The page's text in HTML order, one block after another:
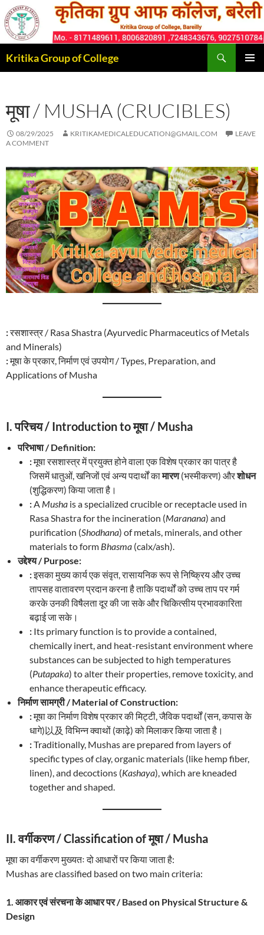
Skip
to
content
Kritika Group of College
मूषा / MUSHA (CRUCIBLES)
08/29/2025 KRITIKAMEDICALEDUCATION@GMAIL.COM
LEAVE
A COMMENT
:रसशास्त्र / Rasa Shastra (Ayurvedic Pharmaceutics of Metals
and Minerals)
:मूषा के प्रकार, निर्माण एवं उपयोग / Types, Preparation, and
Applications of Musha
I. परिचय / Introduction to मूषा / Musha
परिभाषा / Definition:
:मूषा रसशास्त्र में प्रयुक्त होने वाला एक विशेष प्रकार का पात्र है
जिसमें धातुओं, खनिजों एवं अन्य पदार्थों कामारण(भस्मीकरण) औरशोधन
(शुद्धिकरण) किया जाता है।
: A Musha is a specialized crucible or receptacle used in
Rasa Shastra for the incineration (Maranana) and
purification (Shodhana) of metals, minerals, and other
materials to form Bhasma (calx/ash).
उद्देश्य / Purpose:
:इसका मुख्य कार्य एक संवृत, रासायनिक रूप से निष्क्रिय और उच्च
तापसह वातावरण प्रदान करना है ताकि पदार्थों को उच्च ताप पर गर्म
करके उनकी विषैलता दूर की जा सके और चिकित्सीय प्रभावकारिता
बढ़ाई जा सके।
: Its primary function is to provide a contained,
chemically inert, and heat-resistant environment where
substances can be subjected to high temperatures
(Putapaka) to alter their properties, remove toxicity, and
enhance therapeutic efficacy.
निर्माण सामग्री / Material of Construction:
:मूषा का निर्माण विशेष प्रकार की मिट्टी, जैविक पदार्थों (सन, कपास के
धागे)以及 विभिन्न क्वाथों (काढ़े) को मिलाकर किया जाता है।
:Traditionally, Mushas are prepared from layers of
specific types of clay, organic materials (like hemp fiber,
linen), and decoctions (Kashaya), which are kneaded
together and shaped.
II. वर्गीकरण / Classification of मूषा / Musha
मूषा का वर्गीकरण मुख्यतः दो आधारों पर किया जाता है:
Mushas are classified based on two main criteria:
1. आकार एवं संरचना के आधार पर / Based on Physical Structure &
Design